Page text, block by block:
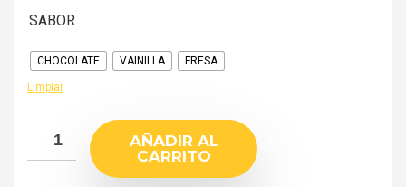
SABOR
CHOCOLATE VAINILLA FRESA
Limpiar
AÑADIR AL
CARRITO